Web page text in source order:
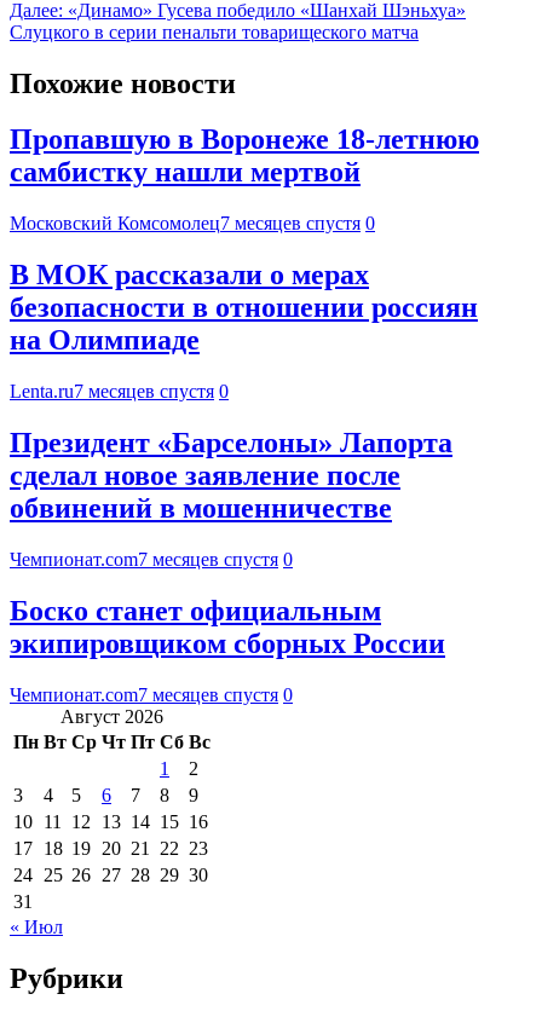
Далее: «Динамо» Гусева победило «Шанхай Шэньхуа»
Слуцкого в серии пенальти товарищеского матча
Похожие новости
Пропавшую в Воронеже 18-летнюю
самбистку нашли мертвой
Московский Комсомолец7 месяцев спустя 0
В МОК рассказали о мерах
безопасности в отношении россиян
на Олимпиаде
Lenta.ru7 месяцев спустя 0
Президент «Барселоны» Лапорта
сделал новое заявление после
обвинений в мошенничестве
Чемпионат.com7 месяцев спустя 0
Боско станет официальным
экипировщиком сборных России
Чемпионат.com7 месяцев спустя 0
Август 2026
Пн Вт Ср Чт Пт Сб Вс
1
2
3
4 5 6 7 8
9
10 11 12 13 14 15 16
17 18 19 20 21 22 23
24 25 26 27 28 29 30
31
« Июл
Рубрики